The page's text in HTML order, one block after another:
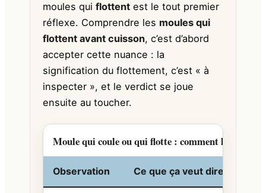
moules quiflottent est le tout premier
réflexe. Comprendre les moules qui
flottent avant cuisson, c’est d’abord
accepter cette nuance : la
signification du flottement, c’est « à
inspecter », et le verdict se joue
ensuite au toucher.
Moule qui coule ou qui flotte : comment lire le
Observation Ce que ça veut dire